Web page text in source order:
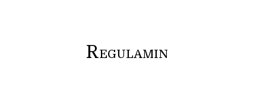
REGULAMIN